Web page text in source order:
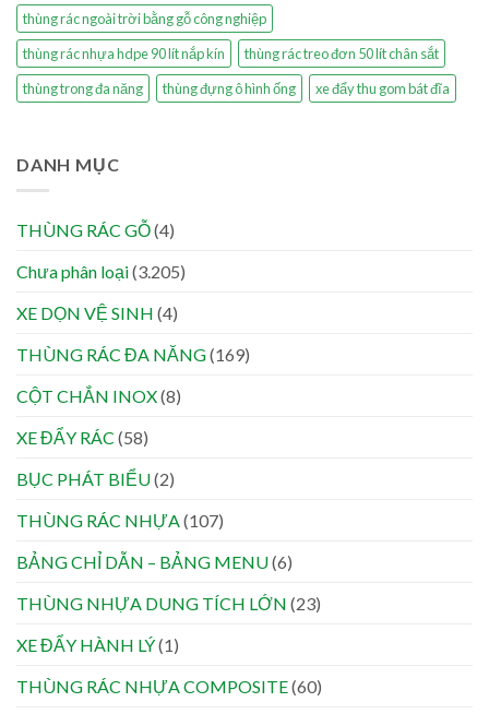
thùng rác ngoài trời bằng gỗ công nghiệp
thùng rác nhựa hdpe 90 lít nắp kín
thùng rác treo đơn 50 lít chân sắt
thùng trong đa năng
thùng đựng ô hình ống xe đẩy thu gom bát đĩa
DANH MỤC
THÙNG RÁC GỖ(4)
Chưa phân loại(3.205)
XE DỌN VỆ SINH (4)
THÙNG RÁC ĐA NĂNG(169)
CỘT CHẮN INOX(8)
XE ĐẨY RÁC (58)
BỤC PHÁT BIỂU(2)
THÙNG RÁC NHỰA(107)
BẢNG CHỈ DẪN – BẢNG MENU(6)
THÙNG NHỰA DUNG TÍCH LỚN (23)
XE ĐẨY HÀNH LÝ(1)
THÙNG RÁC NHỰA COMPOSITE(60)